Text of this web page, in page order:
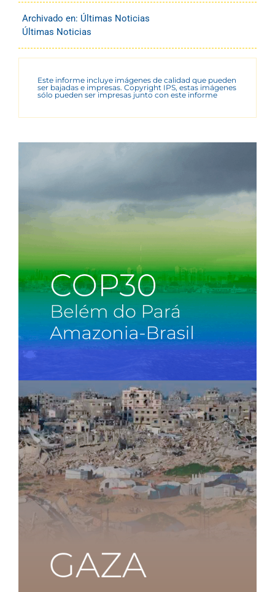
Archivado en: Últimas Noticias
Últimas Noticias
Este informe incluye imágenes de calidad que pueden
ser bajadas e impresas. Copyright IPS, estas imágenes
sólo pueden ser impresas junto con este informe